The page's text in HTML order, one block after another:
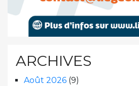
ARCHIVES
Août 2026 (9)